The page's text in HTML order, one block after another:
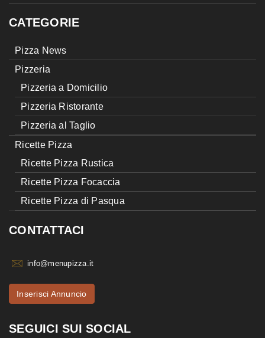
CATEGORIE
Pizza News
Pizzeria
Pizzeria a Domicilio
Pizzeria Ristorante
Pizzeria al Taglio
Ricette Pizza
Ricette Pizza Rustica
Ricette Pizza Focaccia
Ricette Pizza di Pasqua
CONTATTACI
info@menupizza.it
Inserisci Annuncio
SEGUICI SUI SOCIAL